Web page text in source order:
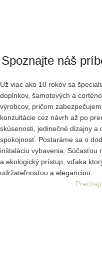
Spoznajte náš
Už viac ako 10 rokov sa
doplnkov, šamotových a
výrobcov, pričom
konzultácie cez návrh až po
skúsenosti, jedinečné dizajny a
spokojnosť. Postaráme sa o
inštaláciu vybavenia. Súčasťou
a ekologický prístup, vďaka
udržateľnosťou a eleganciou.